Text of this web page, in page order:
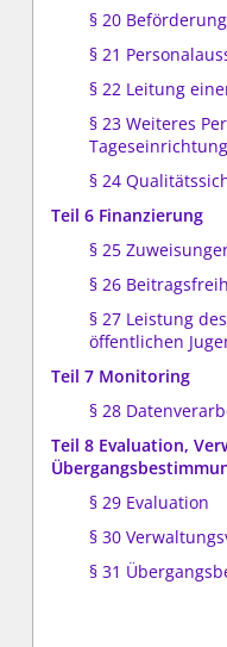
§ 20 Beförderung
§ 21
§ 22 Leitung
§ 23 Weiteres
§ 24
Teil 6 Finanzierung
§ 25
§ 26
§ 27 Leistung
öffentlichen
Teil 7 Monitoring
§ 28
Teil 8 Evaluation,
§ 29 Evaluation
§ 30
§ 31